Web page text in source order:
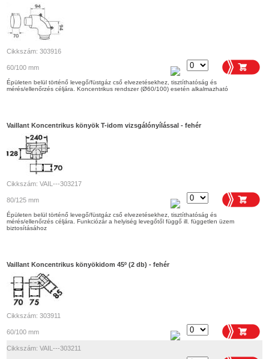
Cikkszám: 303916
60/100 mm
Épületen belül történő levegő/füstgáz cső elvezetésekhez, tisztíthatóság és
mérés/ellenőrzés céljára. Koncentrikus rendszer (Ø60/100) esetén alkalmazható
Vaillant Koncentrikus könyök T-idom vizsgálónyílással - fehér
Cikkszám: VAIL---303217
80/125 mm
Épületen belül történő levegő/füstgáz cső elvezetésekhez, tisztíthatóság és
mérés/ellenőrzés céljára. Funkciózár a helyiség levegőtől függő ill. független üzem
biztosításához
Vaillant Koncentrikus könyökidom 45º (2 db) - fehér
Cikkszám: 303911
60/100 mm
Cikkszám: VAIL---303211